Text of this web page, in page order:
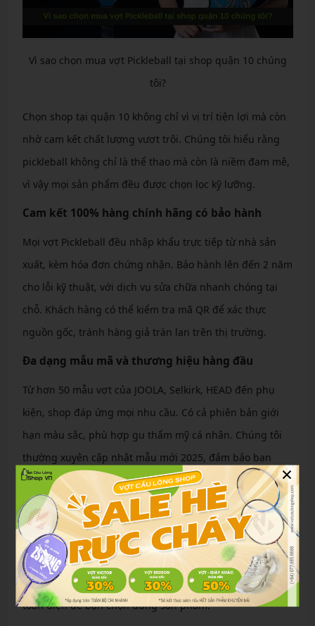
Vì sao chọn mua vợt Pickleball tại shop quận 10 chúng
tôi?
Chọn shop tại quận 10 không chỉ vì vị trí tiện lợi mà còn
nhờ cam kết chất lượng vượt trội. Chúng tôi hiểu rằng
pickleball không chỉ là thể thao mà còn là niềm đam mê,
vì vậy mọi sản phẩm đều được chọn lọc kỹ lưỡng.
Cam kết 100% hàng chính hãng có bảo hành
Mọi vợt Pickleball đều nhập khẩu trực tiếp từ nhà sản
xuất, kèm hóa đơn chứng nhận. Bảo hành lên đến 2 năm
cho lỗi kỹ thuật, với dịch vụ sửa chữa nhanh chóng tại
chỗ. Khách hàng có thể kiểm tra mã QR để xác thực
nguồn gốc, tránh hàng giả tràn lan trên thị trường.
Đa dạng mẫu mã và thương hiệu hàng đầu
Từ hơn 50 mẫu vợt của JOOLA, Selkirk, HEAD đến phụ
kiện, shop đáp ứng mọi nhu cầu. Có cả phiên bản giới
hạn màu sắc, phù hợp gu thẩm mỹ cá nhân. Chúng tôi
thường xuyên cập nhật mẫu mới 2025, đảm bảo bạn
luôn dẫn đầu xu hướng.
Dịch vụ tư vấn chuyên sâu phù hợp
Nhân viên được đào tạo chuyên sâu về pickleball, sẽ tư
vấn dựa trên trình độ và lối chơi của bạn. Từ test vợt
miễn phí đến phân tích video kỹ thuật, chúng tôi hỗ trợ
toàn diện để bạn chọn đúng sản phẩm.
×